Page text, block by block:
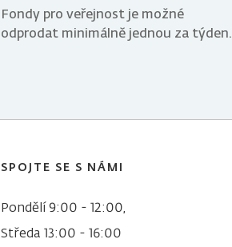
Fondy pro veřejnost je možné
odprodat minimálně jednou za týden.
SPOJTE SE S NÁMI
Pondělí 9:00 - 12:00,
Středa 13:00 - 16:00